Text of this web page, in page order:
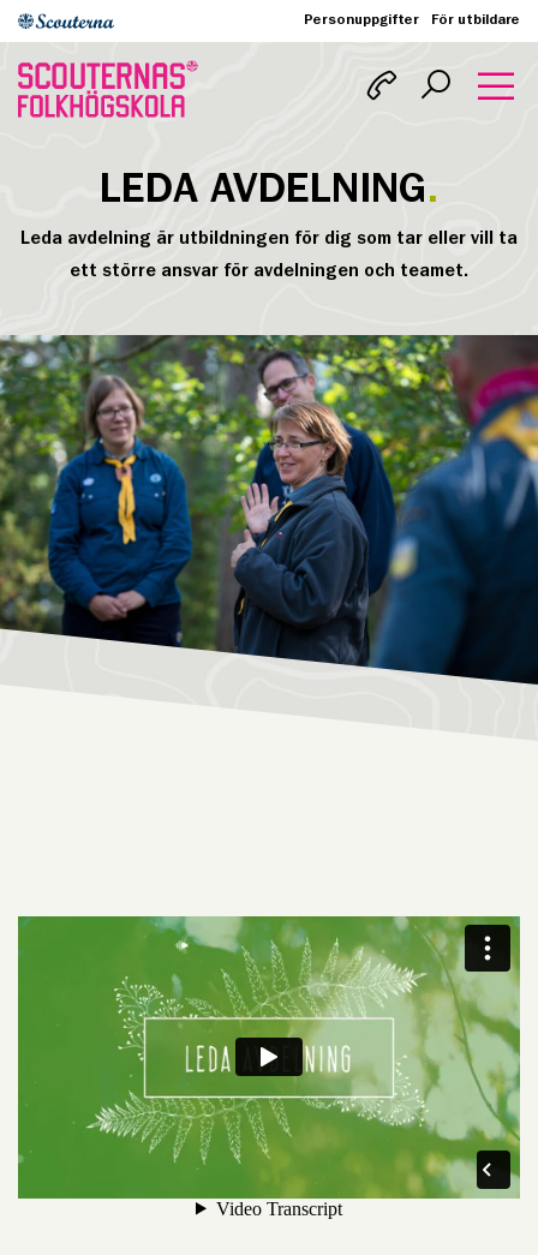
Personuppgifter För utbildare
LEDA AVDELNING
Leda avdelning är utbildningen för dig som tar eller vill ta
ett större ansvar för avdelningen och teamet.